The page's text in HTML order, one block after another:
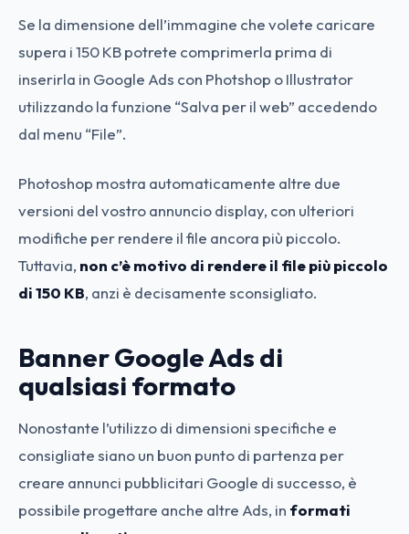
Se la dimensione dell’immagine che volete caricare
supera i 150 KB potrete comprimerla prima di
inserirla in Google Ads con Photshop o Illustrator
utilizzando la funzione “Salva per il web” accedendo
dal menu “File”.
Photoshop mostra automaticamente altre due
versioni del vostro annuncio display, con ulteriori
modifiche per rendere il file ancora più piccolo.
Tuttavia, non c’è motivo di rendere il file più piccolo
di 150 KB, anzi è decisamente sconsigliato.
Banner Google Ads di
qualsiasi formato
Nonostante l’utilizzo di dimensioni specifiche e
consigliate siano un buon punto di partenza per
creare annunci pubblicitari Google di successo, è
possibile progettare anche altre Ads, in formati